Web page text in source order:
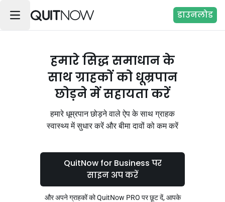
डाउनलोड
हमारे सिद्ध समाधान के
साथ ग्राहकों को धूम्रपान
छोड़ने में सहायता करें
हमारे धूम्रपान छोड़ने वाले ऐप के साथ ग्राहक
स्वास्थ्य में सुधार करें और बीमा दावों को कम करें
QuitNow for Business पर
साइन अप करें
और अपने ग्राहकों को QuitNow PRO पर छूट दें, आपके